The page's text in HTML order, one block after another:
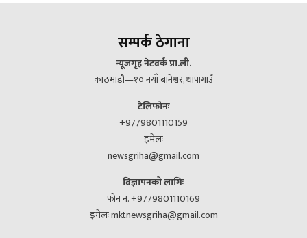
सम्पर्क ठेगाना
न्यूजगृह नेटवर्क प्रा.ली.
काठमाडौं—१० नयाँ बानेश्वर, थापागाउँ
टेलिफोनः
+9779801110159
इमेलः
newsgriha@gmail.com
विज्ञापनको लागिः
फोन नं. +9779801110169
इमेलः mktnewsgriha@gmail.com